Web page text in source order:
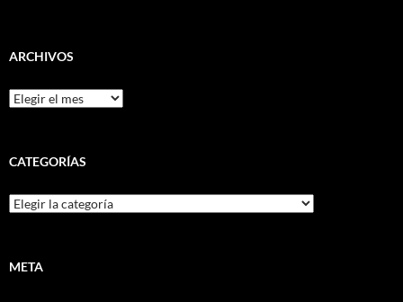
ARCHIVOS
Archivos
CATEGORÍAS
Categorías
META